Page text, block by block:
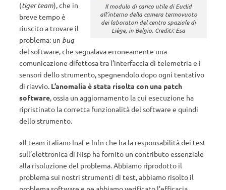
Il modulo di carico utile di Euclid
all’interno della camera termovuoto
dei laboratori del centro spaziale di
Liège, in Belgio. Crediti: Esa
(tiger team), che in
breve tempo è
riuscito a trovare il
problema: un bug
del software, che segnalava erroneamente una
comunicazione difettosa tra l’interfaccia di telemetria e i
sensori dello strumento, spegnendolo dopo ogni tentativo
di riavvio. L’anomalia è stata risolta con una patch
software, ossia un aggiornamento la cui esecuzione ha
ripristinato la corretta funzionalità del software e quindi
dello strumento.
«Il team italiano Inaf e Infn che ha la responsabilità dei test
sull’elettronica di Nisp ha fornito un contributo essenziale
alla risoluzione del problema. Abbiamo riprodotto il
problema sui nostri strumenti di test, abbiamo risolto il